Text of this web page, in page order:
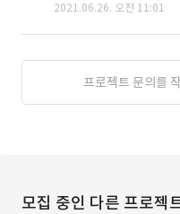
2021.06.26. 오전 11:01
프로젝트 문의를
모집 중인 다른 프로젝